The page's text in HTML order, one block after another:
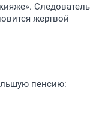
Следователь
жертвой
пенсию: